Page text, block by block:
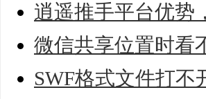
逍遥推手平台优势
微信共享位置时看
SWF格式文件打